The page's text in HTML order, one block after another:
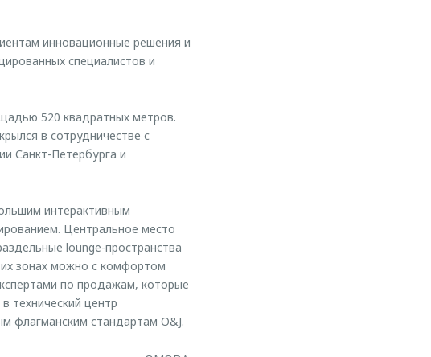
инновационные решения и
специалистов и
520 квадратных метров.
в сотрудничестве с
Санкт-Петербурга и
интерактивным
Центральное место
lounge-пространства
зонах можно с комфортом
по продажам, которые
технический центр
флагманским стандартам O&J.